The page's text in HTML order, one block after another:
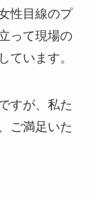
性目線のプ
って現場の
ています。
すが、私た
ご満足いた